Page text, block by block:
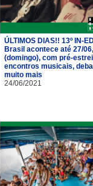
ÚLTIMOS DIAS!! 13º IN-
Brasil acontece até 27/06,
(domingo), com pré-
encontros musicais,
muito mais
24/06/2021